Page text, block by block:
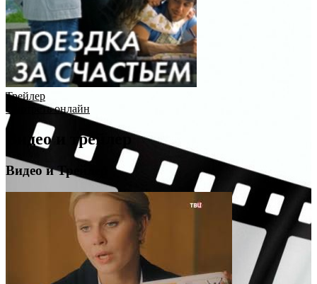
Трейлер
Смотреть онлайн
Видео и трейлер
Видео и Трейлер